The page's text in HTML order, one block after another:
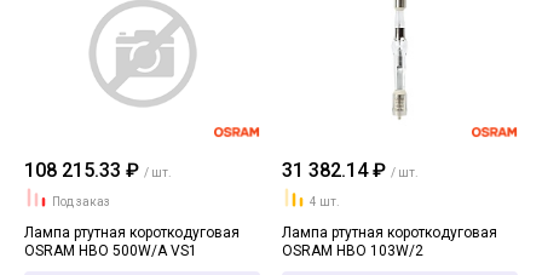
108 215.33 ₽ / шт.
Под заказ
Лампа ртутная короткодуговая
OSRAM HBO 500W/A VS1
31 382.14 ₽ / шт.
4 шт.
Лампа ртутная короткодуговая
OSRAM HBO 103W/2